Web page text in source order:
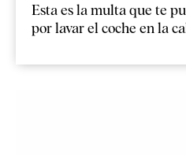
Esta es la multa que te
por lavar el coche en la